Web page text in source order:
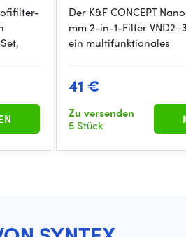
Der K&F CONCEPT
mm 2-in-1-Filter
ein multifunktionales
41 €
Zu versenden
5 Stück